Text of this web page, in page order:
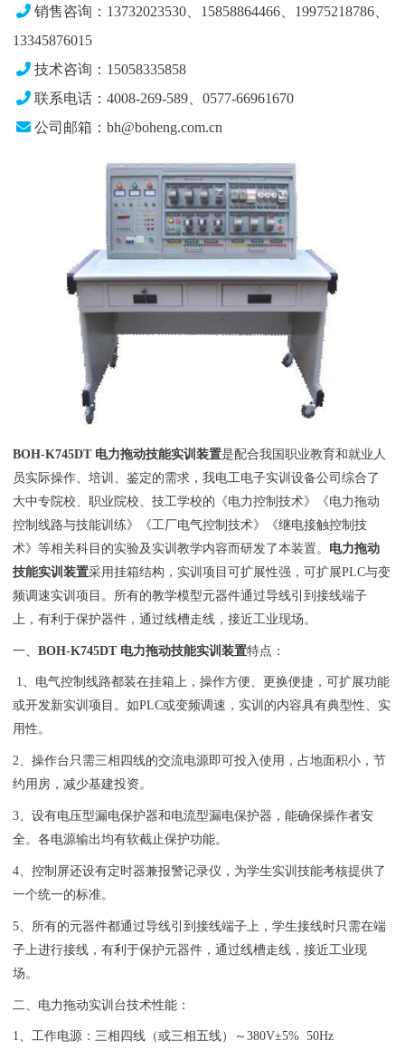
销售咨询：13732023530、15858864466、19975218786、
13345876015
技术咨询：15058335858
联系电话：4008-269-589、0577-66961670
公司邮箱：bh@boheng.com.cn
BOH-K745DT 电力拖动技能实训装置是配合我国职业教育和就业人
员实际操作、培训、鉴定的需求，我电工电子实训设备公司综合了
大中专院校、职业院校、技工学校的《电力控制技术》《电力拖动
控制线路与技能训练》《工厂电气控制技术》《继电接触控制技
术》等相关科目的实验及实训教学内容而研发了本装置。
电力拖动
技能实训装置采用挂箱结构，实训项目可扩展性强，可扩展PLC与变
频调速实训项目。所有的教学模型元器件通过导线引到接线端子
上，有利于保护器件，通过线槽走线，接近工业现场。
一、BOH-K745DT 电力拖动技能实训装置特点：
1、电气控制线路都装在挂箱上，操作方便、更换便捷，可扩展功能
或开发新实训项目。如PLC或变频调速，实训的内容具有典型性、实
用性。
2、操作台只需三相四线的交流电源即可投入使用，占地面积小，节
约用房，减少基建投资。
3、设有电压型漏电保护器和电流型漏电保护器，能确保操作者安
全。各电源输出均有软截止保护功能。
4、控制屏还设有定时器兼报警记录仪，为学生实训技能考核提供了
一个统一的标准。
5、所有的元器件都通过导线引到接线端子上，学生接线时只需在端
子上进行接线，有利于保护元器件，通过线槽走线，接近工业现
场。
二、 电力拖动实训台技术性能：
1、工作电源：三相四线（或三相五线）～380V±5% 50Hz